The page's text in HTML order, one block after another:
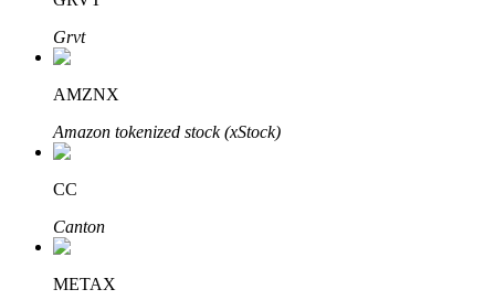
合夥人計劃
Grvt
AMZNX
Amazon tokenized stock (xStock)
CC
Canton
METAX